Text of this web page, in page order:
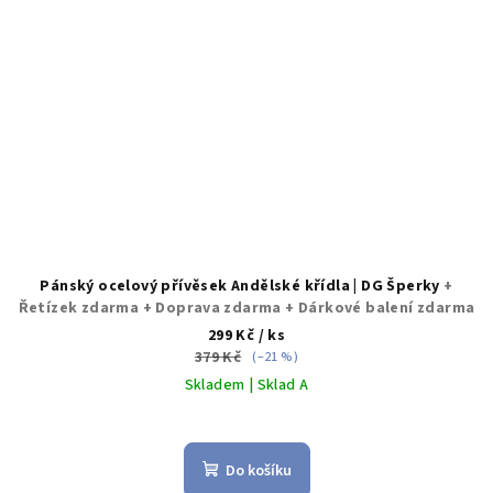
Pánský ocelový přívěsek Andělské křídla | DG Šperky +
Řetízek zdarma + Doprava zdarma + Dárkové balení zdarma
299 Kč / ks
379 Kč (–21 %)
Skladem | Sklad A
Do košíku